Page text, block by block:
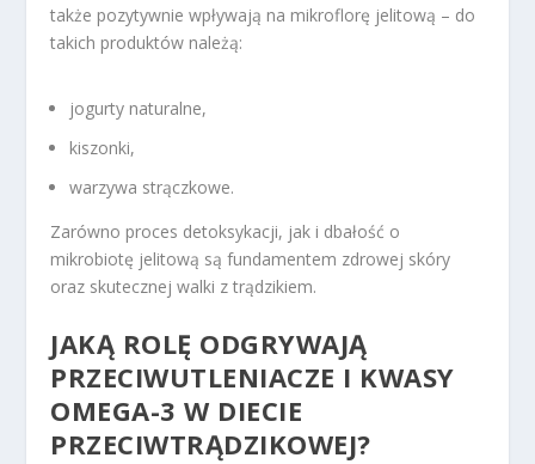
także pozytywnie wpływają na mikroflorę jelitową – do
takich produktów należą:
jogurty naturalne,
kiszonki,
warzywa strączkowe.
Zarówno proces detoksykacji, jak i dbałość o
mikrobiotę jelitową są fundamentem zdrowej skóry
oraz skutecznej walki z trądzikiem.
JAKĄ ROLĘ ODGRYWAJĄ
PRZECIWUTLENIACZE I KWASY
OMEGA-3 W DIECIE
PRZECIWTRĄDZIKOWEJ?